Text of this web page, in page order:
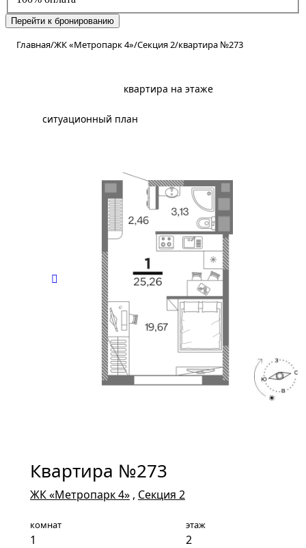
Перейти к бронированию
Главная/ЖК «Метропарк 4»/Секция 2/квартира №273
квартира на этаже
ситуационный план
Квартира №273
ЖК «Метропарк 4» , Секция 2
комнат
1
этаж
2